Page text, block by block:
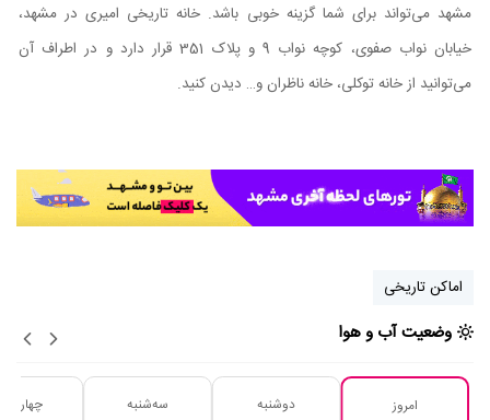
مشهد می‌تواند برای شما گزینه خوبی باشد. خانه تاریخی امیری در مشهد،
خیابان نواب صفوی، کوچه نواب 9 و پلاک 351 قرار دارد و در اطراف آن
می‌توانید از خانه توکلی، خانه ناظران و… دیدن کنید.
اماکن تاریخی
وضعیت آب و هوا
امروز
دوشنبه
سه‌شنبه